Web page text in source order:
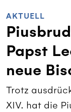
AKTUELL
Papst
neue
Trotz
XIV. hat die